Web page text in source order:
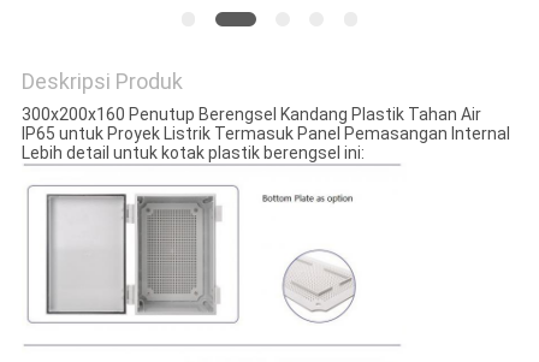
Deskripsi Produk
300x200x160 Penutup Berengsel Kandang Plastik Tahan Air
IP65 untuk Proyek Listrik Termasuk Panel Pemasangan Internal
Lebih detail untuk kotak plastik berengsel ini: